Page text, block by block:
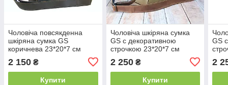
Чоловіча повсякденна
шкіряна сумка GS
коричнева 23*20*7 см
2 150 ₴
Купити
Чоловіча шкіряна сумка
GS c декоративною
строчкою 23*20*7 см
2 250₴
Купити
GS
2